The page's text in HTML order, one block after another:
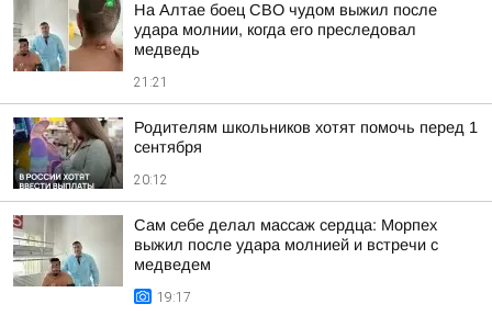
На Алтае боец СВО чудом выжил после
удара молнии, когда его преследовал
медведь
21:21
Родителям школьников хотят помочь перед 1
сентября
20:12
Сам себе делал массаж сердца: Морпех
выжил после удара молнией и встречи с
медведем
19:17